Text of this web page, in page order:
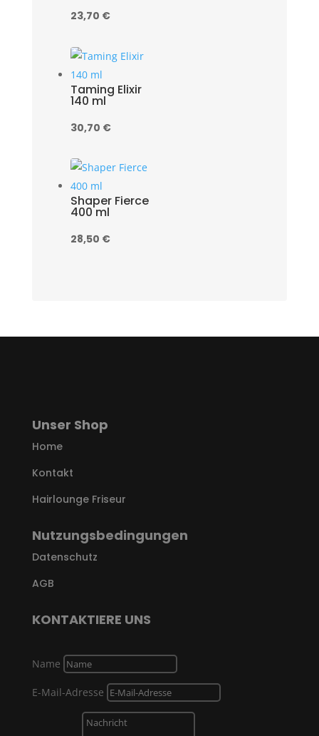
23,70 €
Taming Elixir
140 ml
30,70 €
Shaper Fierce
400 ml
28,50 €
Unser Shop
Home
Kontakt
Hairlounge Friseur
Nutzungsbedingungen
Datenschutz
AGB
KONTAKTIERE UNS
Name
E-Mail-Adresse